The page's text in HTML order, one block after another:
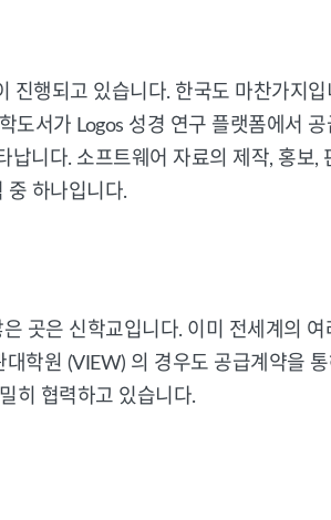
행되고 있습니다. 한국도 마찬가지
서가 Logos 성경 연구 플랫폼에서
니다. 소프트웨어 자료의 제작, 홍보,
중 하나입니다.
곳은 신학교입니다. 이미 전세계의
학원 (VIEW) 의 경우도 공급계약을
히 협력하고 있습니다.